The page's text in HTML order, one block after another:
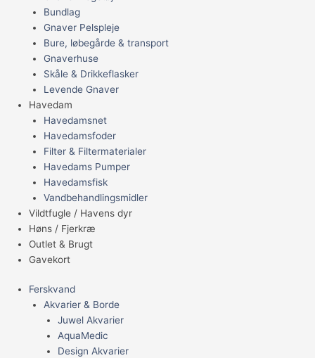
Bundlag
Gnaver Pelspleje
Bure, løbegårde & transport
Gnaverhuse
Skåle & Drikkeflasker
Levende Gnaver
Havedam
Havedamsnet
Havedamsfoder
Filter & Filtermaterialer
Havedams Pumper
Havedamsfisk
Vandbehandlingsmidler
Vildtfugle / Havens dyr
Høns / Fjerkræ
Outlet & Brugt
Gavekort
Ferskvand
Akvarier & Borde
Juwel Akvarier
AquaMedic
Design Akvarier